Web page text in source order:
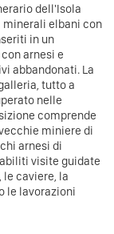
dell'Isola
minerali elbani con
in un
arnesi e
abbandonati. La
tutto a
nelle
comprende
miniere di
arnesi di
visite guidate
caviere, la
le lavorazioni